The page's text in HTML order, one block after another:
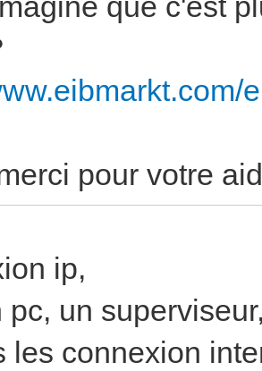
pour votre
ip,
pc, un
les connexion